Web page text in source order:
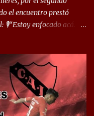
el encuentro prestó
enfocado acá.
Independiente va a estar
tocó vestir la camiseta
estoy agradecido al
quedó demostrado en el
la pretemporada nos